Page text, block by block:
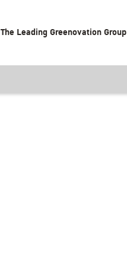
The Leading Greenovation Group